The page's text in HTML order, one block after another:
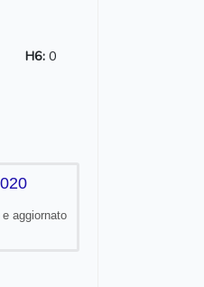
H6: 0
aggiornato